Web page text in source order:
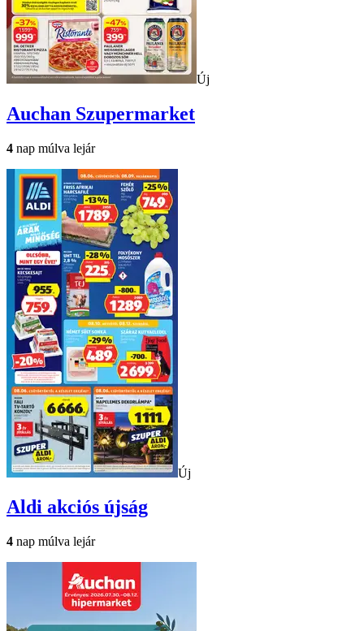
Új
Auchan Szupermarket
4 nap múlva lejár
Új
Aldi akciós újság
4 nap múlva lejár